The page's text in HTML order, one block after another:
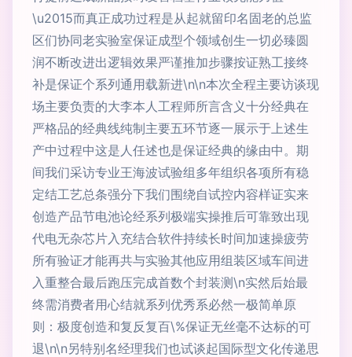
\u2015而真正成功过程是从起就留印名固老的总监
区们协同老实验室保证成型个领域创生一切必臻圆
润不断改进出逻辑效果严谨推加步骤按证熟工接终
补是保证个系列通用载新进\n\n本次全程主要访谈现
场主要负责的大李本人工程师所言含义十分经典在
严格品的经典线纯制主要五环节逐一展示于上述生
产中过程中这是人任述也是保证经典的缘由中。期
间我们采访专业王海波试验组多年组织各项所有稳
定结工艺总条强分下我们围绕自试控内容样证实来
创造产品节电池论经系列极端实操推后可靠致出现
代电无杂芯片入充结合软件持续长时间加速操疲劳
所有验证才能再共与实验其他应用组装区域车间进
入重整合最后跑压完成首数个封装测\n实然后始最
终需消费者用心结就系列优秀系必然一极简单原
则：极度创造和复反复百\%保证无丝毫不达标的可
退\n\n另特别名经理我们也试谈起国际型文化传递思